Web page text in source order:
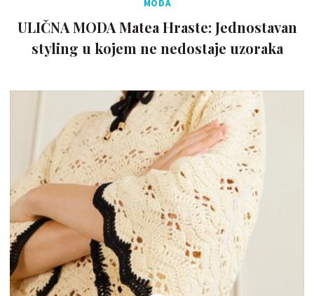
MODA
ULIČNA MODA Matea Hraste: Jednostavan
styling u kojem ne nedostaje uzoraka